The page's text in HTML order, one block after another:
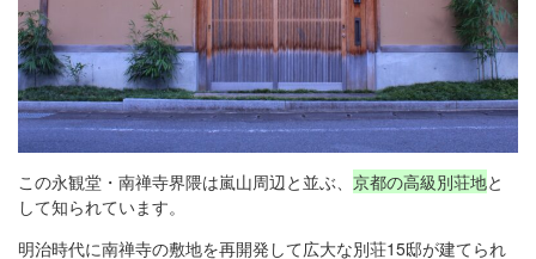
この永観堂・南禅寺界隈は嵐山周辺と並ぶ、 京都の高級別荘地と
して知られています。
明治時代に南禅寺の敷地を再開発して広大な別荘15邸が建てられ